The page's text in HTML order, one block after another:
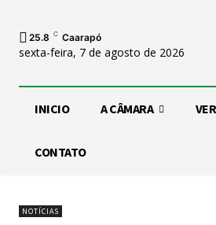
25.8 C Caarapó
sexta-feira, 7 de agosto de 2026
INICIO A CÂMARA
CONTATO
NOTÍCIAS